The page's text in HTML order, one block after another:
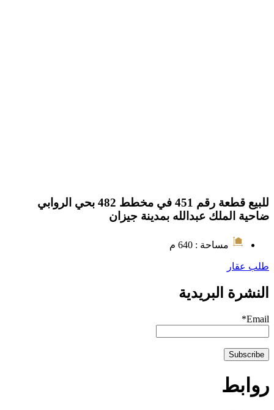
للبيع قطعة رقم 451 في مخطط 482 بحي الروابي
ضاحية الملك عبدالله بمدينة جيزان
مساحة : 640 م
طلب عقار
النشرة البريدية
Email*
روابط